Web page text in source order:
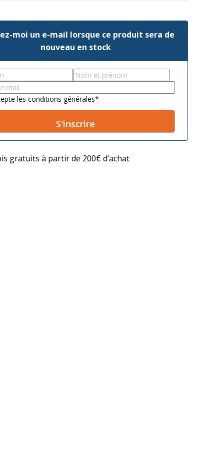
conviennent à
moi un e-mail lorsque ce produit sera de
nouveau en stock
Last
name*
* les conditions générales*
gratuits à partir de 200€ d’achat